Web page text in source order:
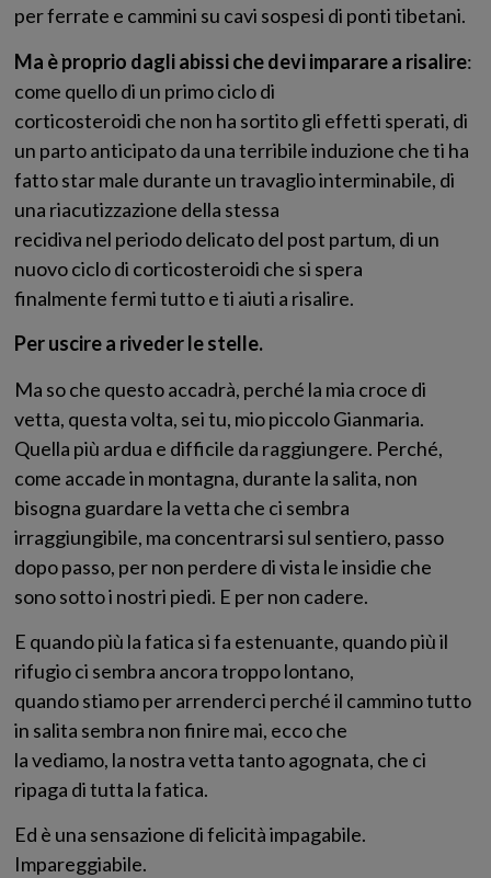
per ferrate e cammini su cavi sospesi di ponti tibetani.
Ma è proprio dagli abissi che devi imparare a risalire:
come quello di un primo ciclo di
corticosteroidi che non ha sortito gli effetti sperati, di
un parto anticipato da una terribile induzione che ti ha
fatto star male durante un travaglio interminabile, di
una riacutizzazione della stessa
recidiva nel periodo delicato del post partum, di un
nuovo ciclo di corticosteroidi che si spera
finalmente fermi tutto e ti aiuti a risalire.
Per uscire a riveder le stelle.
Ma so che questo accadrà, perché la mia croce di
vetta, questa volta, sei tu, mio piccolo Gianmaria.
Quella più ardua e difficile da raggiungere. Perché,
come accade in montagna, durante la salita, non
bisogna guardare la vetta che ci sembra
irraggiungibile, ma concentrarsi sul sentiero, passo
dopo passo, per non perdere di vista le insidie che
sono sotto i nostri piedi. E per non cadere.
E quando più la fatica si fa estenuante, quando più il
rifugio ci sembra ancora troppo lontano,
quando stiamo per arrenderci perché il cammino tutto
in salita sembra non finire mai, ecco che
la vediamo, la nostra vetta tanto agognata, che ci
ripaga di tutta la fatica.
Ed è una sensazione di felicità impagabile.
Impareggiabile.